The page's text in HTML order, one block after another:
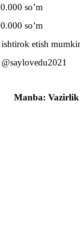
so’m
so’m
etish
Manba: Vazirlik